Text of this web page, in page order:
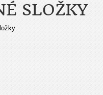
SLOŽKY